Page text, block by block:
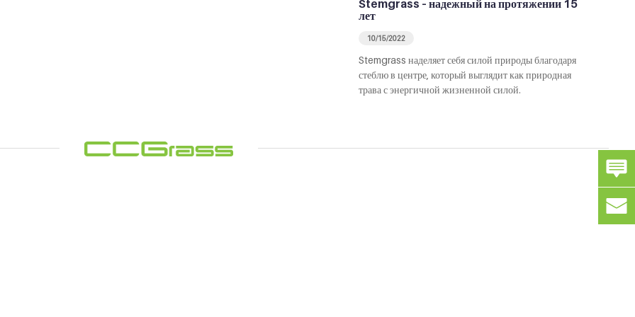
Stemgrass – надежный на протяжении 15
лет
10/15/2022
Stemgrass наделяет себя силой природы благодаря
стеблю в центре, который выглядит как природная
трава с энергичной жизненной силой.